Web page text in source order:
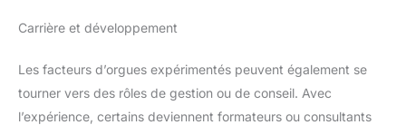
Carrière et développement
Les facteurs d’orgues expérimentés peuvent également se
tourner vers des rôles de gestion ou de conseil. Avec
l’expérience, certains deviennent formateurs ou consultants